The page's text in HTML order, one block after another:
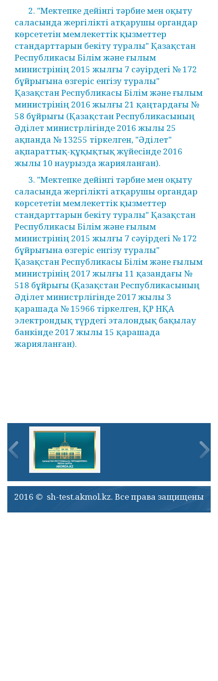
2. "Мектепке дейінгі тәрбие мен оқыту
саласында жергілікті атқарушы органдар
көрсететін мемлекеттік қызметтер
стандарттарын бекіту туралы" Қазақстан
Республикасы Білім және ғылым
министрінің 2015 жылғы 7 сәуірдегі № 172
бұйрығына өзгеріс енгізу туралы"
Қазақстан Республикасы Білім және ғылым
министрінің 2016 жылғы 21 қаңтардағы №
58 бұйрығы (Қазақстан Республикасының
Әділет министрлігінде 2016 жылы 25
ақпанда № 13255 тіркелген, "Әділет"
ақпараттық-құқықтық жүйесінде 2016
жылы 10 наурызда жарияланған).
3. "Мектепке дейінгі тәрбие мен оқыту
саласында жергілікті атқарушы органдар
көрсететін мемлекеттік қызметтер
стандарттарын бекіту туралы" Қазақстан
Республикасы Білім және ғылым
министрінің 2015 жылғы 7 сәуірдегі № 172
бұйрығына өзгеріс енгізу туралы"
Қазақстан Республикасы Білім және ғылым
министрінің 2017 жылғы 11 қазандағы №
518 бұйрығы (Қазақстан Республикасының
Әділет министрлігінде 2017 жылы 3
қарашада № 15966 тіркелген, ҚР НҚА
электрондық түрдегі эталондық бақылау
банкінде 2017 жылы 15 қарашада
жарияланған).
2016 © sh-test.akmol.kz. Все права защищены